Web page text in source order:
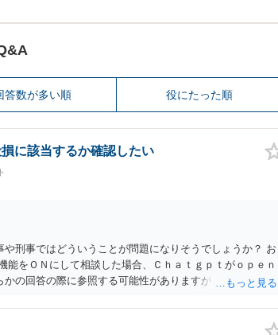
答数が多い順 役にたった順
に該当するか確認したい
刑事ではどういうことが問題になりそうでしょうか？ お
をＯＮにして相談した場合、Ｃｈａｔｇｐｔがｏｐｅｎ
の回答の際に参照する可能性がありますが、個人名や会
えませんし、名誉棄損として、個人や会社に対する誹謗
せん。 もちろん、誰がその内容をｃｈａｔｇｐｔに入力